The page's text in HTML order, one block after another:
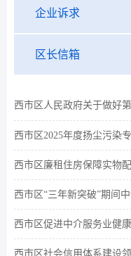
企业诉求
区长信箱